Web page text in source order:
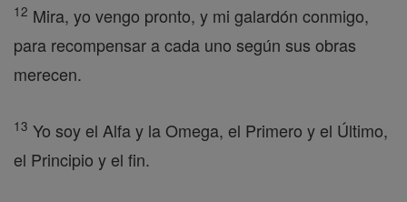
12 Mira, yo vengo pronto, y mi galardón conmigo,
para recompensar a cada uno según sus obras
merecen.
13 Yo soy el Alfa y la Omega, el Primero y el Último,
el Principio y el fin.